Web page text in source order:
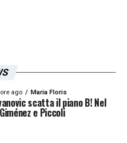
ago Maria Floris
scatta il piano B! Nel
e Piccoli